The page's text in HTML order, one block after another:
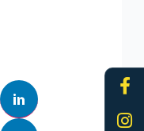
f